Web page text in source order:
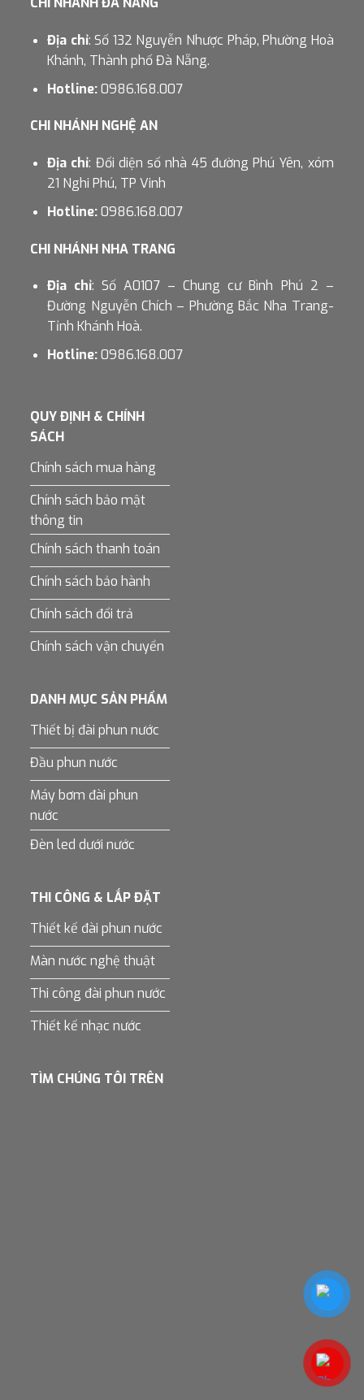
Địa chỉ: Số 132 Nguyễn Nhược Pháp, Phường Hoà
Khánh, Thành phố Đà Nẵng.
Hotline:0986.168.007
CHI NHÁNH NGHỆ AN
Địa chỉ: Đối diện số nhà 45 đường Phú Yên, xóm
21 Nghi Phú, TP Vinh
Hotline:0986.168.007
CHI NHÁNH NHA TRANG
Địa chỉ: Số A0107 – Chung cư Bình Phú 2 –
Đường Nguyễn Chích – Phường Bắc Nha Trang-
Tỉnh Khánh Hoà.
Hotline:0986.168.007
QUY ĐỊNH & CHÍNH
SÁCH
Chính sách mua hàng
Chính sách bảo mật
thông tin
Chính sách thanh toán
Chính sách bảo hành
Chính sách đổi trả
Chính sách vận chuyển
DANH MỤC SẢN PHẨM
Thiết bị đài phun nước
Đầu phun nước
Máy bơm đài phun
nước
Đèn led dưới nước
THI CÔNG & LẮP ĐẶT
Thiết kế đài phun nước
Màn nước nghệ thuật
Thi công đài phun nước
Thiết kế nhạc nước
TÌM CHÚNG TÔI TRÊN